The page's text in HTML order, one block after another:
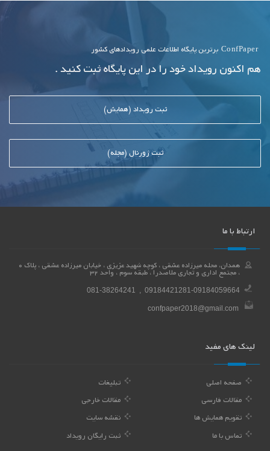
ConfPaper برترین پایگاه اطلاعات علمی رویدادهای کشور
هم اکنون رویداد خود را در این پایگاه ثبت کنید .
ثبت رویداد (همایش)
ثبت ژورنال (مجله)
ارتباط با ما
همدان، محله میرزاده عشقی ، کوچه شهید عزیزی ، خیابان میرزاده عشقی ، پلاک 0
، مجتمع اداری و تجاری ملاصدرا ، طبقه سوم ، واحد 32
081-38264241 , 09184421281-09184059664
confpaper2018@gmail.com
لینک های مفید
صفحه اصلی تبلیغات
مقالات فارسی مقالات خارجی
تقویم همایش ها نقشه سایت
تماس با ما ثبت رایگان رویداد